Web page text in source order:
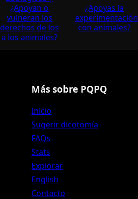
¿Apoyan o
vulneran los
derechos de los
a los animales?
¿Apoyas la
experimentación
con animales?
Más sobre PQPQ
Inicio
Sugerir dicotomía
FAQs
Stats
Explorar
English
Contacto